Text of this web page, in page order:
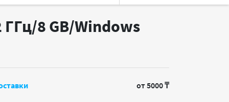
8 GB/Windows
от 5000 ₸